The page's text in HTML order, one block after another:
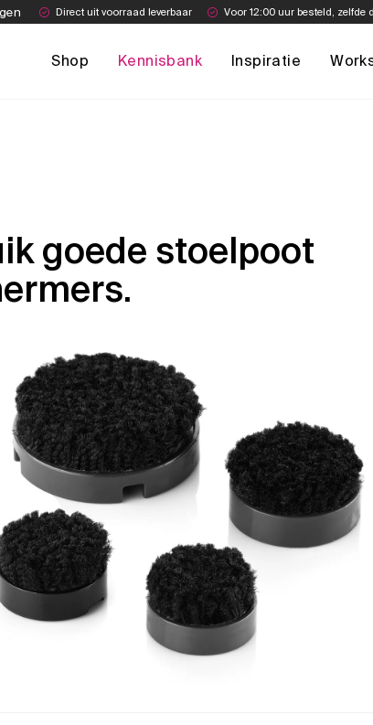
Direct uit voorraad leverbaar Voor 12:00 uur besteld, zelfde
Shop Kennisbank Inspiratie
goede stoelpoot